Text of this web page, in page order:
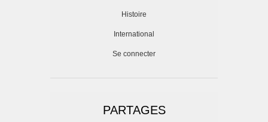
Histoire
International
Se connecter
PARTAGES